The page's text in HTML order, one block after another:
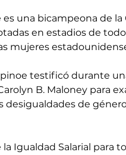
es una bicampeona de
en estadios de
mujeres
testificó durante
B. Maloney para
desigualdades de
la Igualdad Salarial para